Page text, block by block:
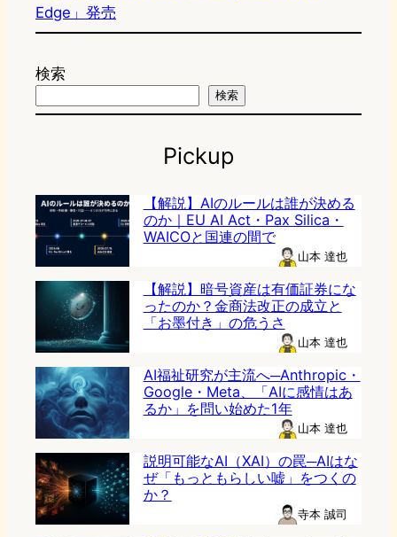
Edge」発売
検索
検索
Pickup
【解説】AIのルールは誰が決める
のか｜EU AI Act・Pax Silica・
WAICOと国連の間で
山本 達也
【解説】暗号資産は有価証券にな
ったのか？金商法改正の成立と
「お墨付き」の危うさ
山本 達也
AI福祉研究が主流へ─Anthropic・
Google・Meta、「AIに感情はあ
るか」を問い始めた1年
山本 達也
説明可能なAI（XAI）の罠─AIはな
ぜ「もっともらしい嘘」をつくの
か？
寺本 誠司